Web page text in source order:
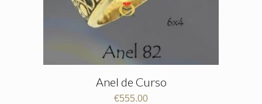
Anel de Curso
€555.00